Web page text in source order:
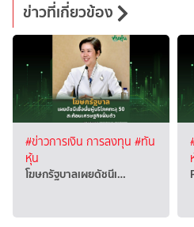
ข่าวที่เกี่ยวข้อง
#ข่าวการเงิน การลงทุน #ทัน
หุ้น
โฆษกรัฐบาลเผยดัชนีเ…